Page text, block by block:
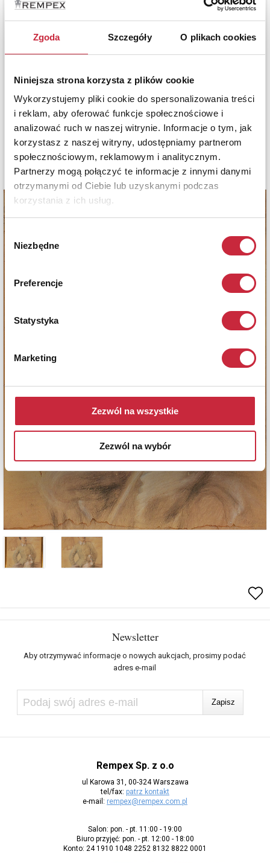
Zgoda Szczegóły O plikach cookies
Niniejsza strona korzysta z plików cookie
Wykorzystujemy pliki cookie do spersonalizowania treści
i reklam, aby oferować funkcje społecznościowe i
analizować ruch w naszej witrynie. Informacje o tym, jak
korzystasz z naszej witryny, udostępniamy partnerom
społecznościowym, reklamowym i analitycznym.
Partnerzy mogą połączyć te informacje z innymi danymi
otrzymanymi od Ciebie lub uzyskanymi podczas
korzystania z ich usług.
Wybór
zgody
Niezbędne
Preferencje
Statystyka
Marketing
Zezwól na wszystkie
Zezwól na wybór
Newsletter
Aby otrzymywać informacje o nowych aukcjach, prosimy podać
adres e-mail
Rempex Sp. z o.o
ul Karowa 31, 00-324 Warszawa
tel/fax: patrz kontakt
e-mail: rempex@rempex.com.pl
Salon: pon. - pt. 11:00 - 19:00
Biuro przyjęć: pon. - pt. 12:00 - 18:00
Konto: 24 1910 1048 2252 8132 8822 0001